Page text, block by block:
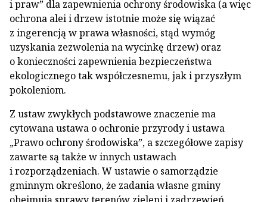
i praw” dla zapewnienia ochrony środowiska (a więc
ochrona alei i drzew istotnie może się wiązać
z ingerencją w prawa własności, stąd wymóg
uzyskania zezwolenia na wycinkę drzew) oraz
o konieczności zapewnienia bezpieczeństwa
ekologicznego tak współczesnemu, jak i przyszłym
pokoleniom.
Z ustaw zwykłych podstawowe znaczenie ma
cytowana ustawa o ochronie przyrody i ustawa
„Prawo ochrony środowiska”, a szczegółowe zapisy
zawarte są także w innych ustawach
i rozporządzeniach. W ustawie o samorządzie
gminnym określono, że zadania własne gminy